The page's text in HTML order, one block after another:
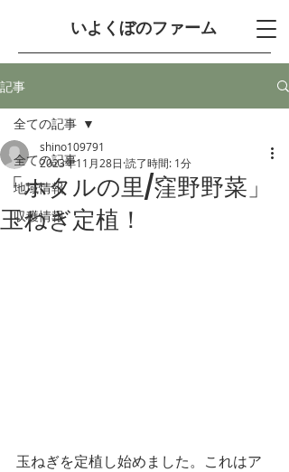
​いよくぼのファーム
記事
全ての記事
地域情報
収穫情報
全ての記事
「ホタルの里/窪野野菜」
玉ねぎ定植！
shino109791
2023年11月28日 読了時間: 1分
玉ねぎを定植し始めました。これはア